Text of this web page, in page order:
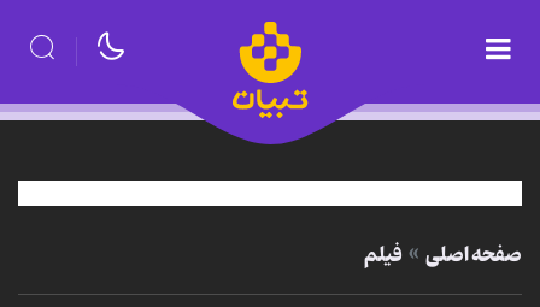
صفحه اصلی فیلم